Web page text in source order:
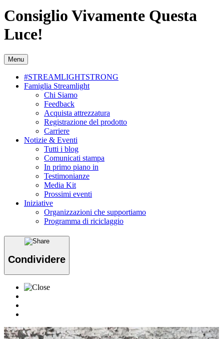
Consiglio Vivamente Questa
Luce!
Menu
#STREAMLIGHTSTRONG
Famiglia Streamlight
Chi Siamo
Feedback
Acquista attrezzatura
Registrazione del prodotto
Carriere
Notizie & Eventi
Tutti i blog
Comunicati stampa
In primo piano in
Testimonianze
Media Kit
Prossimi eventi
Iniziative
Organizzazioni che supportiamo
Programma di riciclaggio
Condividere